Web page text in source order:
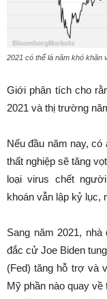
2021 có thể là năm khó khăn
Giới phân tích cho
2021 và thị trường
Nếu đầu năm nay,
thất nghiệp sẽ tăng
loại virus chết
khoán vẫn lập kỷ lục,
Sang năm 2021,
đắc cử Joe Biden
(Fed) tăng hỗ trợ và
Mỹ phần nào quay